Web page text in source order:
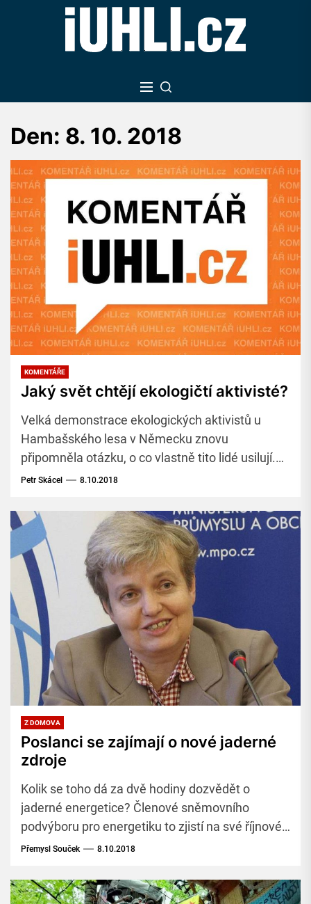
Den: 8. 10. 2018
KOMENTÁŘE
Jaký svět chtějí ekologičtí aktivisté?
Velká demonstrace ekologických aktivistů u
Hambašského lesa v Německu znovu
připomněla otázku, o co vlastně tito lidé usilují.
Jde opravdu jen o energetické zdroje?
Petr Skácel 8.10.2018
Z DOMOVA
Poslanci se zajímají o nové jaderné
zdroje
Kolik se toho dá za dvě hodiny dozvědět o
jaderné energetice? Členové sněmovního
podvýboru pro energetiku to zjistí na své říjnové
schůzi.
Přemysl Souček 8.10.2018